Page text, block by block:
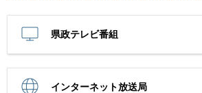
県政テレビ番組
インターネット放送局